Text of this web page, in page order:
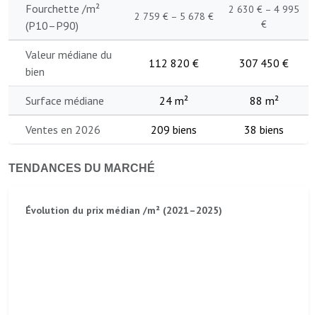
Fourchette /m²
(P10–P90)
2 759 € – 5 678 €
2 630 € – 4 995
€
Valeur médiane du
bien
112 820 € 307 450 €
Surface médiane 24 m² 88 m²
Ventes en 2026 209 biens 38 biens
TENDANCES DU MARCHÉ
Évolution du prix médian /m² (2021–2025)